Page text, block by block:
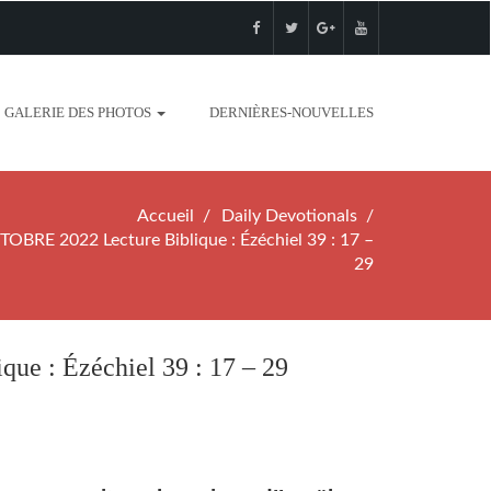
GALERIE DES PHOTOS DERNIÈRES-NOUVELLES
Accueil
Daily Devotionals
2022 Lecture Biblique : Ézéchiel 39 : 17 –
29
: Ézéchiel 39 : 17 – 29